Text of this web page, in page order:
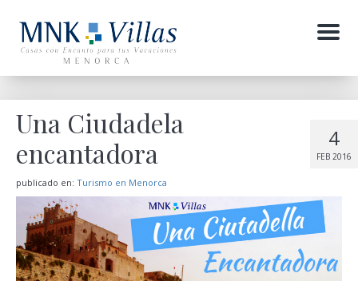
Menu
4
FEB 2016
Una Ciudadela
encantadora
publicado en: Turismo en Menorca